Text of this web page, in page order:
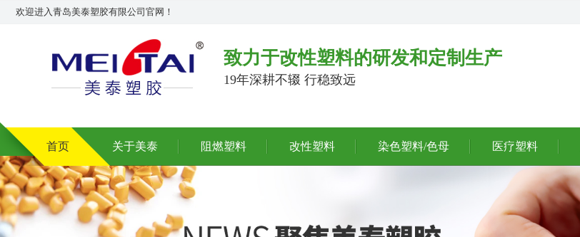
欢迎进入青岛美泰塑胶有限公司官网！
致力于改性塑料的研发和定制生产
19年深耕不辍 行稳致远
首页 关于美泰 阻燃塑料 改性塑料 染色塑料/色母 医疗塑料